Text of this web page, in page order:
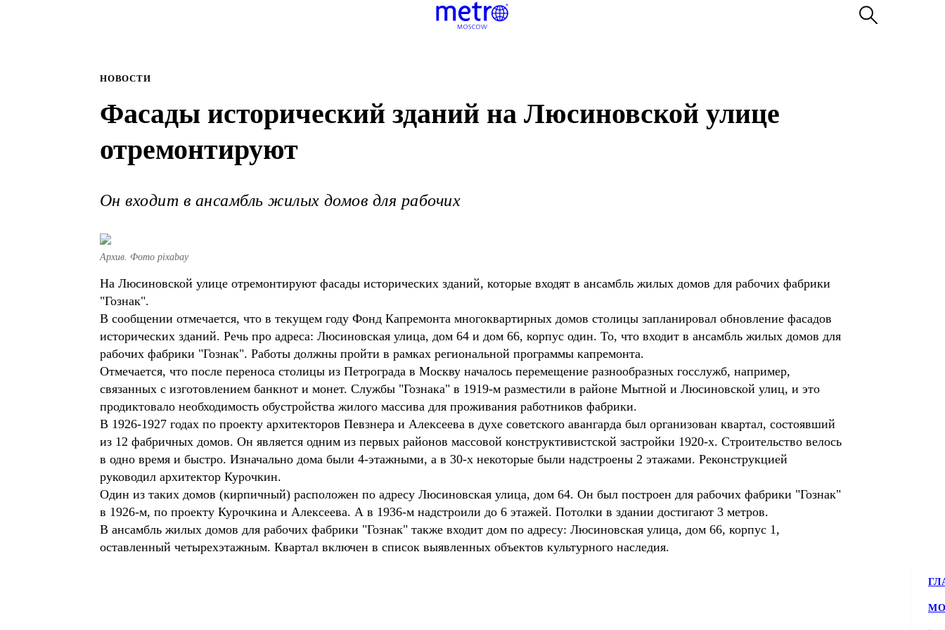
НОВОСТИ
Фасады исторический зданий на Люсиновской улице
отремонтируют
Он входит в ансамбль жилых домов для рабочих
Архив. Фото pixabay
На Люсиновской улице отремонтируют фасады исторических зданий, которые входят в ансамбль жилых домов для рабочих фабрики
"Гознак".
В сообщении отмечается, что в текущем году Фонд Капремонта многоквартирных домов столицы запланировал обновление фасадов
исторических зданий. Речь про адреса: Люсиновская улица, дом 64 и дом 66, корпус один. То, что входит в ансамбль жилых домов для
рабочих фабрики "Гознак". Работы должны пройти в рамках региональной программы капремонта.
Отмечается, что после переноса столицы из Петрограда в Москву началось перемещение разнообразных госслужб, например,
связанных с изготовлением банкнот и монет. Службы "Гознака" в 1919-м разместили в районе Мытной и Люсиновской улиц, и это
продиктовало необходимость обустройства жилого массива для проживания работников фабрики.
В 1926-1927 годах по проекту архитекторов Певзнера и Алексеева в духе советского авангарда был организован квартал, состоявший
из 12 фабричных домов. Он является одним из первых районов массовой конструктивистской застройки 1920-х. Строительство велось
в одно время и быстро. Изначально дома были 4-этажными, а в 30-х некоторые были надстроены 2 этажами. Реконструкцией
руководил архитектор Курочкин.
Один из таких домов (кирпичный) расположен по адресу Люсиновская улица, дом 64. Он был построен для рабочих фабрики "Гознак"
в 1926-м, по проекту Курочкина и Алексеева. А в 1936-м надстроили до 6 этажей. Потолки в здании достигают 3 метров.
В ансамбль жилых домов для рабочих фабрики "Гознак" также входит дом по адресу: Люсиновская улица, дом 66, корпус 1,
оставленный четырехэтажным. Квартал включен в список выявленных объектов культурного наследия.